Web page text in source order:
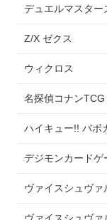
デュエルマスター
Z/X ゼクス
ウィクロス
名探偵コナンTCG
ハイキュー!! バボ
デジモンカードゲ
ヴァイスシュヴァ
ヴァイスシュヴァ